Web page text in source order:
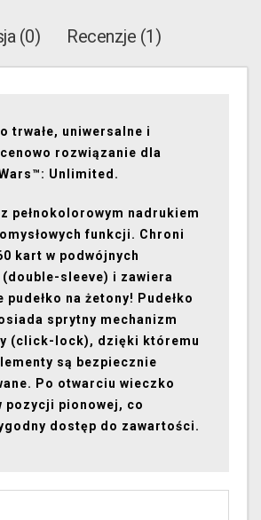
(0) Recenzje (1)
trwałe, uniwersalne i
rozwiązanie dla
Unlimited.
pełnokolorowym nadrukiem
funkcji. Chroni
kart w podwójnych
sleeve) i zawiera
pudełko na żetony! Pudełko
sprytny mechanizm
(click-lock), dzięki któremu
są bezpiecznie
Po otwarciu wieczko
pozycji pionowej, co
dostęp do zawartości.